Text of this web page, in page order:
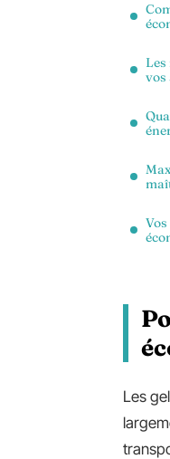
vos
Les